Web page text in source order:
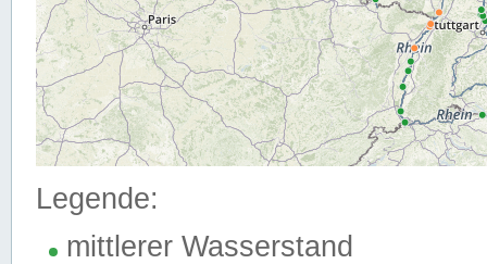
Legende:
mittlerer Wasserstand